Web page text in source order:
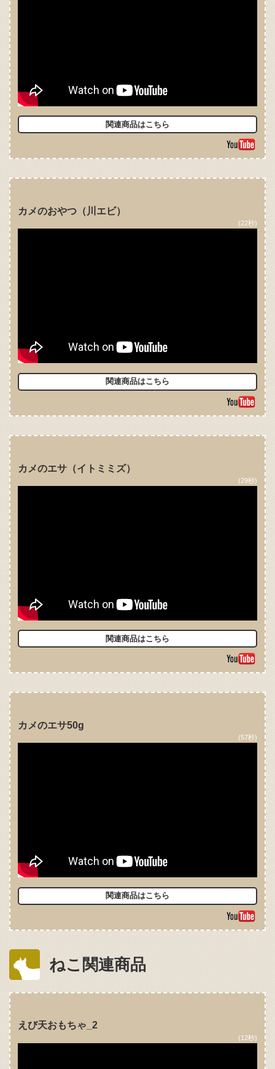
関連商品はこちら
カメのおやつ（川エビ）
(22秒)
関連商品はこちら
カメのエサ（イトミミズ）
(29秒)
関連商品はこちら
カメのエサ50g
(57秒)
関連商品はこちら
ねこ関連商品
えび天おもちゃ_2
(12秒)